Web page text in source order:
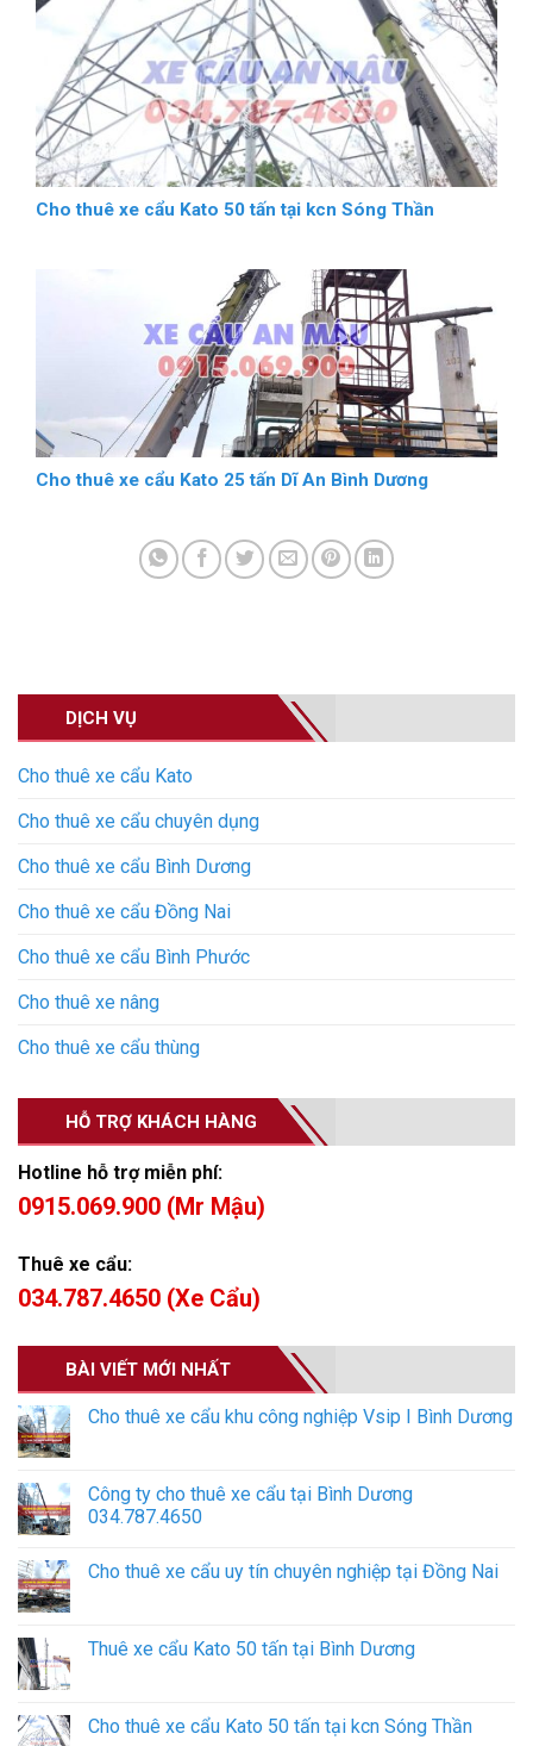
DỊCH VỤ
Cho thuê xe cẩu Kato
Cho thuê xe cẩu chuyên dụng
Cho thuê xe cẩu Bình Dương
Cho thuê xe cẩu Đồng Nai
Cho thuê xe cẩu Bình Phước
Cho thuê xe nâng
Cho thuê xe cẩu thùng
HỖ TRỢ KHÁCH HÀNG
Hotline hỗ trợ miễn phí:
0915.069.900 (Mr Mậu)
Thuê xe cẩu:
034.787.4650 (Xe Cẩu)
BÀI VIẾT MỚI NHẤT
Cho thuê xe cẩu khu công nghiệp Vsip I Bình Dương
Công ty cho thuê xe cẩu tại Bình Dương
034.787.4650
Cho thuê xe cẩu uy tín chuyên nghiệp tại Đồng Nai
Thuê xe cẩu Kato 50 tấn tại Bình Dương
Cho thuê xe cẩu Kato 50 tấn tại kcn Sóng Thần
Cho thuê xe cẩu Kato 50 tấn tại kcn Sóng Thần
Cho thuê xe cẩu Kato 25 tấn Dĩ An Bình Dương